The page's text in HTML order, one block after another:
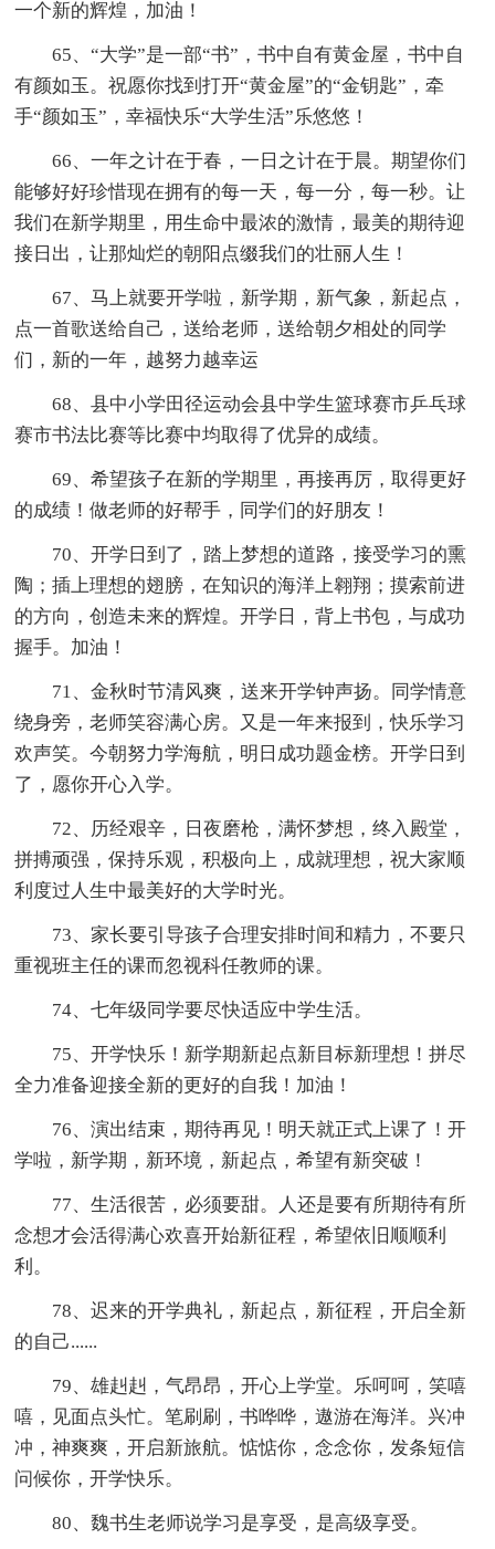
一个新的辉煌，加油！
65、“大学”是一部“书”，书中自有黄金屋，书中自
有颜如玉。祝愿你找到打开“黄金屋”的“金钥匙”，牵
手“颜如玉”，幸福快乐“大学生活”乐悠悠！
66、一年之计在于春，一日之计在于晨。期望你们
能够好好珍惜现在拥有的每一天，每一分，每一秒。让
我们在新学期里，用生命中最浓的激情，最美的期待迎
接日出，让那灿烂的朝阳点缀我们的壮丽人生！
67、马上就要开学啦，新学期，新气象，新起点，
点一首歌送给自己，送给老师，送给朝夕相处的同学
们，新的一年，越努力越幸运
68、县中小学田径运动会县中学生篮球赛市乒乓球
赛市书法比赛等比赛中均取得了优异的成绩。
69、希望孩子在新的学期里，再接再厉，取得更好
的成绩！做老师的好帮手，同学们的好朋友！
70、开学日到了，踏上梦想的道路，接受学习的熏
陶；插上理想的翅膀，在知识的海洋上翱翔；摸索前进
的方向，创造未来的辉煌。开学日，背上书包，与成功
握手。加油！
71、金秋时节清风爽，送来开学钟声扬。同学情意
绕身旁，老师笑容满心房。又是一年来报到，快乐学习
欢声笑。今朝努力学海航，明日成功题金榜。开学日到
了，愿你开心入学。
72、历经艰辛，日夜磨枪，满怀梦想，终入殿堂，
拼搏顽强，保持乐观，积极向上，成就理想，祝大家顺
利度过人生中最美好的大学时光。
73、家长要引导孩子合理安排时间和精力，不要只
重视班主任的课而忽视科任教师的课。
74、七年级同学要尽快适应中学生活。
75、开学快乐！新学期新起点新目标新理想！拼尽
全力准备迎接全新的更好的自我！加油！
76、演出结束，期待再见！明天就正式上课了！开
学啦，新学期，新环境，新起点，希望有新突破！
77、生活很苦，必须要甜。人还是要有所期待有所
念想才会活得满心欢喜开始新征程，希望依旧顺顺利
利。
78、迟来的开学典礼，新起点，新征程，开启全新
的自己......
79、雄赳赳，气昂昂，开心上学堂。乐呵呵，笑嘻
嘻，见面点头忙。笔刷刷，书哗哗，遨游在海洋。兴冲
冲，神爽爽，开启新旅航。惦惦你，念念你，发条短信
问候你，开学快乐。
80、魏书生老师说学习是享受，是高级享受。